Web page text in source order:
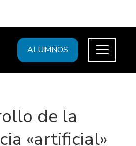
ALUMNOS
de la
«artificial»